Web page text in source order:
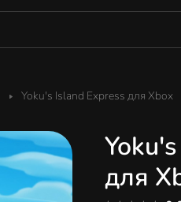
Yoku's Island Express для Xbox
для